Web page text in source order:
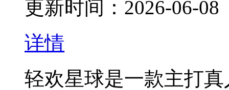
更新时间：2026-06-08
详情
轻欢星球是一款主打